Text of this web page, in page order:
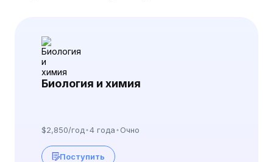
Биология и химия
$2,850/год 4 года Очно
Поступить